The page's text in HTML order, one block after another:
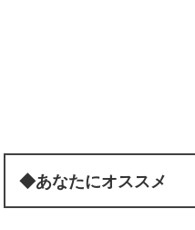
◆あなたにオススメ